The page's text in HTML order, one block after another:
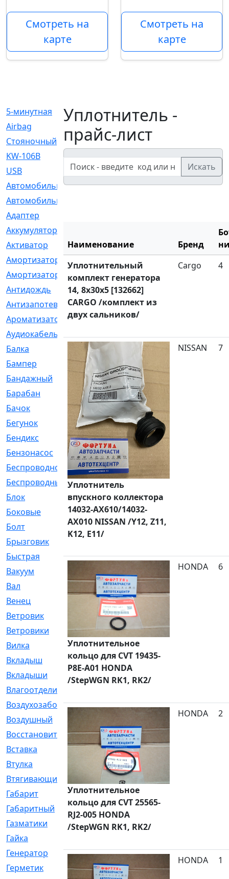
Смотреть на
карте
Смотреть на
карте
5-минутная
[1]
Airbag
[18]
Cтояночный
[1]
KW-106B
[0]
USB
[6]
Автомобильное
[6]
Автомобильный
Адаптер
Аккумулятор
Активатор
[1]
Амортизатор
Амортизаторы
[21]
Антидождь
[1]
Антизапотеватель
[1]
Ароматизатор
[35]
Аудиокабель
[2]
Балка
[58]
Бампер
Бандажный
[6]
Барабан
[5]
Бачок
[40]
Бегунок
[21]
Бендикс
[26]
Бензонасос
[17]
Беспроводное
[2]
Беспроводные
[1]
Блок
[81]
Боковые
[4]
Болт
[247]
Брызговик
Быстрая
[2]
Вакуум
[23]
Вал
[194]
Венец
[16]
Ветровик
[132]
Ветровики
[2]
Вилка
[15]
Вкладыш
[41]
Вкладыши
[1131]
Влагоотделитель
Воздухозаборник
[2]
Воздушный
Восстановительный
[1]
Вставка
[168]
Втулка
[1875]
Втягивающий
[22]
Габарит
[286]
Габаритный
[6]
Газматики
[117]
Гайка
Генератор
[148]
Герметик
[15]
Уплотнитель -
прайс-лист
Искать
Наименование Бренд
Уплотнительный
комплект генератора
14, 8x30x5 [132662]
CARGO /комплект из
двух сальников/
Cargo 4
Уплотнитель
впускного коллектора
14032-AX610/14032-
AX010 NISSAN /Y12, Z11,
K12, E11/
NISSAN 7
Уплотнительное
кольцо для CVT 19435-
P8E-A01 HONDA
/StepWGN RK1, RK2/
HONDA 6
Уплотнительное
кольцо для CVT 25565-
RJ2-005 HONDA
/StepWGN RK1, RK2/
HONDA 2
HONDA 1